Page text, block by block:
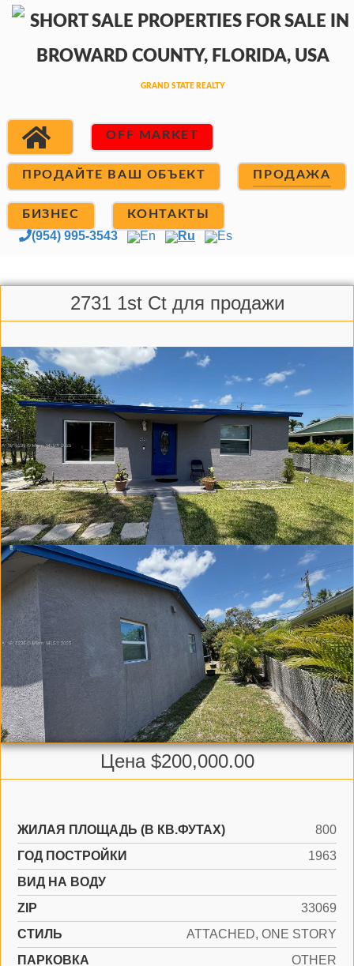
OFF MARKET
ПРОДАЙТЕ ВАШ ОБЪЕКТ ПРОДАЖА
БИЗНЕС КОНТАКТЫ
(954) 995-3543 En Ru Es
2731 1st Ct для продажи
Цена $200,000.00
ЖИЛАЯ ПЛОЩАДЬ (В КВ.ФУТАХ)
800
ГОД ПОСТРОЙКИ
1963
ВИД НА ВОДУ
ZIP
33069
СТИЛЬ
ATTACHED, ONE STORY
ПАРКОВКА
OTHER